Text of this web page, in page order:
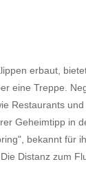
erbaut,
eine Treppe.
Restaurants
Geheimtipp in
bekannt für
Distanz zum